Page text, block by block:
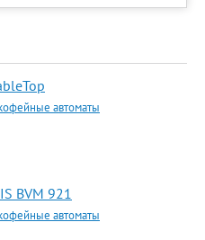
автоматы
BVM 921
автоматы